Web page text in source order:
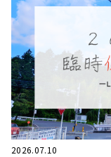
2026.07.10